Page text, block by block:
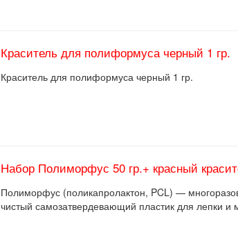
Краситель для полиформуса черный 1 гр.
Краситель для полиформуса черный 1 гр.
Набор Полиморфус 50 гр.+ красный
Полиморфус (поликапролактон, PCL) —
чистый самозатвердевающий пластик для лепки и